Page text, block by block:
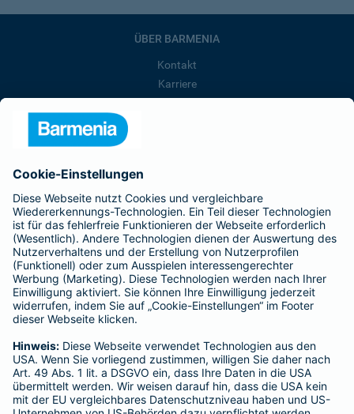
ÜBER BARMENIA
Kontakt
Karriere
Barmenia ist Teil der BarmeniaGothaer
BELIEBTE SEITEN
Kranken-Zusatzversicherung
Tierversicherungen
Haftpflichtversicherung
Hausratversicherung
Adresse ändern
Schaden melden
Kilometerstandsmeldung